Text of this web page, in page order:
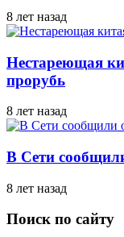
8 лет назад
Нестареющая
прорубь
8 лет назад
В Сети
8 лет назад
Поиск по сайту